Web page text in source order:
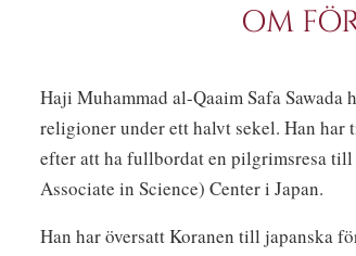
OM
Haji Muhammad al-Qaaim Safa Sawada
religioner under ett halvt sekel. Han
efter att ha fullbordat en pilgrimsresa
Associate in Science) Center i Japan.
Han har översatt Koranen till japanska